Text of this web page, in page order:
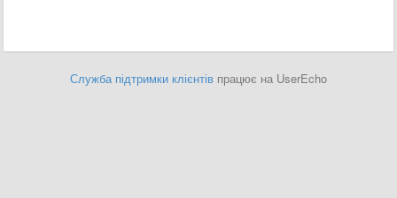
Служба підтримки клієнтів працює на UserEcho